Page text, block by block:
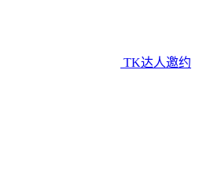
TK达人邀约